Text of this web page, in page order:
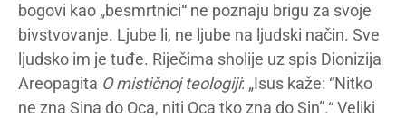
bogovi kao „besmrtnici“ ne poznaju brigu za svoje
bivstvovanje. Ljube li, ne ljube na ljudski način. Sve
ljudsko im je tuđe. Riječima sholije uz spis Dionizija
Areopagita O mističnoj teologiji: „Isus kaže: “Nitko
ne zna Sina do Oca, niti Oca tko zna do Sin”.“ Veliki